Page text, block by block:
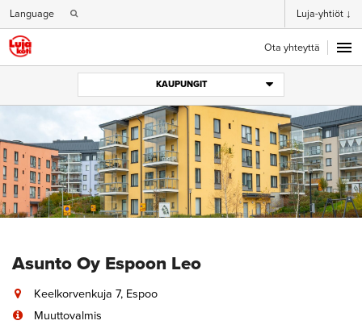
Language Luja-yhtiöt ↓
Ota yhteyttä
KAUPUNGIT
Asunto Oy Espoon Leo
Keelkorvenkuja 7, Espoo
Muuttovalmis